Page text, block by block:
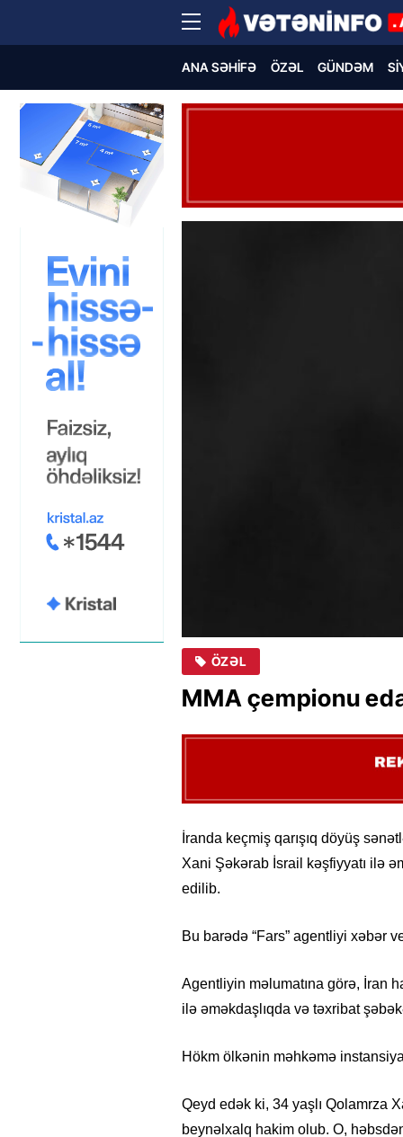
ANA SƏHIFƏ ÖZƏL GÜNDƏM
ÖZƏL
MMA çempionu
İranda keçmiş qarışıq döyüş
Xani Şəkərab İsrail kəşfiyyatı ilə
edilib.
Bu barədə “Fars” agentliyi xəbər
Agentliyin məlumatına görə, İran
ilə əməkdaşlıqda və təxribat
Hökm ölkənin məhkəmə
Qeyd edək ki, 34 yaşlı Qolamrza
beynəlxalq hakim olub. O,